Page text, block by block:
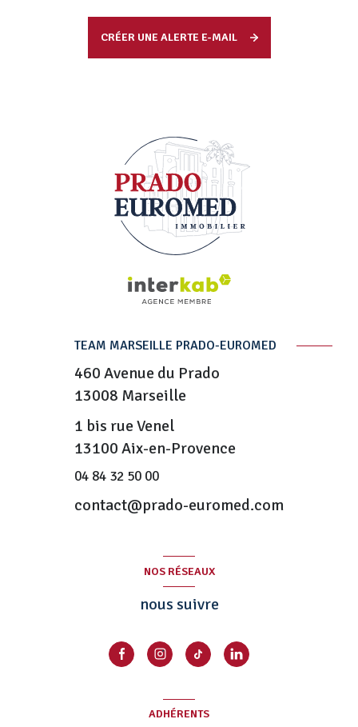
CRÉER UNE ALERTE E-MAIL
TEAM MARSEILLE PRADO-EUROMED
460 Avenue du Prado
13008 Marseille
1 bis rue Venel
13100 Aix-en-Provence
04 84 32 50 00
contact@prado-euromed.com
NOS RÉSEAUX
nous suivre
ADHÉRENTS